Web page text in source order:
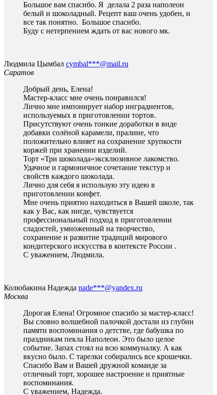
Большое вам спасибо. Я делала 2 раза наполеон
белый и шоколадный. Рецепт ваш очень удобен, и
все так понятно. Большое спасибо.
Буду с нетерпением ждать от вас нового мк.
Людмила Цымбал cymbal***@mail.ru
Саратов
Добрый день, Елена!
Мастер-класс мне очень понравился!
Лично мне импонирует набор инградиентов,
используемых в приготовлении тортов.
Присутствуют очень тонкие доработки в виде
добавки солёной карамели, пралине, что
положительно влияет на сохранение хрупкости
коржей при хранении изделий.
Торт «Три шоколада»эксклюзивное лакомство.
Удачное и гармоничное сочетание текстур и
свойств каждого шоколада.
Лично для себя я использую эту идею в
приготовлении конфет.
Мне очень приятно находиться в Вашей школе, так
как у Вас, как нигде, чувствуется
профессиональный подход в приготовлении
сладостей, умноженный на творчество,
сохранение и развитие традиций мирового
кондитерского искусства в контексте России .
С уважением, Людмила.
Колюбакина Надежда nade***@yandex.ru
Москва
Дорогая Елена! Огромное спасибо за мастер-класс!
Вы словно волшебной палочкой достали из глубин
памяти воспоминания о детстве, где бабушка по
праздникам пекла Наполеон. Это было целое
событие. Запах стоял на всю коммуналку. А как
вкусно было. С тарелки собирались все крошечки.
Спасибо Вам и Вашей дружной команде за
отличный торт, хорошее настроение и приятные
воспоминания.
С уважением, Надежда.